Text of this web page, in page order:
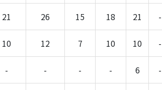
21 26 15 18 21 -
10 12 7 10 10 -
- - - - 6 -